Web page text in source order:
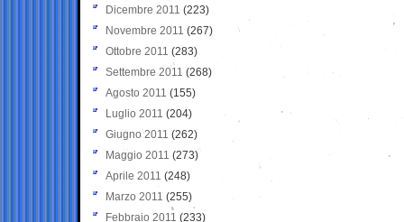
Dicembre 2011 (223)
Novembre 2011 (267)
Ottobre 2011 (283)
Settembre 2011 (268)
Agosto 2011 (155)
Luglio 2011 (204)
Giugno 2011 (262)
Maggio 2011 (273)
Aprile 2011 (248)
Marzo 2011 (255)
Febbraio 2011 (233)